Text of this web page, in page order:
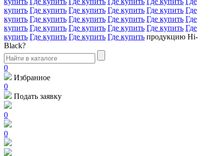
купить Где купить Где купить Где купить Где купить Где
купить Где купить Где купить Где купить Где купить Где
купить Где купить Где купить Где купить Где купить Где
купить Где купить Где купить Где купить продукцию Hi-
Black?
0
Избранное
0
Подать заявку
0
0